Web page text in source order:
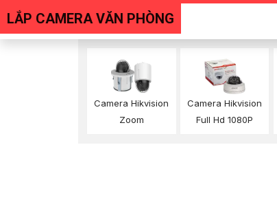
LẮP CAMERA VĂN PHÒNG
Camera Hikvision
Zoom
Camera Hikvision
Full Hd 1080P